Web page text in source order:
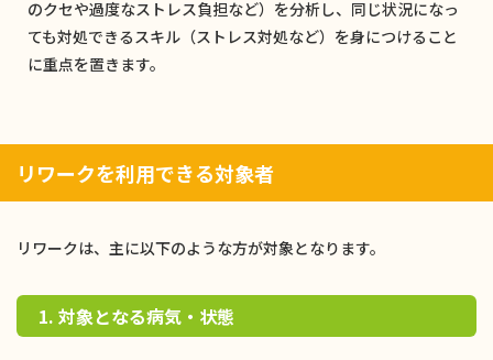
のクセや過度なストレス負担など）を分析し、同じ状況になっ
ても対処できるスキル（ストレス対処など）を身につけること
に重点を置きます。
リワークを利用できる対象者
リワークは、主に以下のような方が対象となります。
1. 対象となる病気・状態